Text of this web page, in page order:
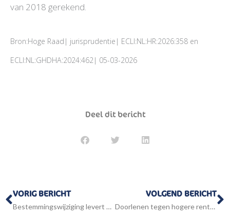
van 2018 gerekend.
Bron:Hoge Raad| jurisprudentie| ECLI:NL:HR:2026:358 en
ECLI:NL:GHDHA:2024:462| 05-03-2026
Deel dit bericht
Vorige
VORIG BERICHT
Bestemmingswijziging levert belastbare winst op
VOLGEND BERICHT
Doorlenen tegen hogere rente is winstuitdeling